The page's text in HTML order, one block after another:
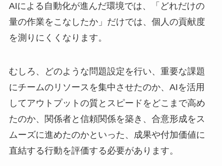
AIによる自動化が進んだ環境では、「どれだけの
量の作業をこなしたか」だけでは、個人の貢献度
を測りにくくなります。
むしろ、どのような問題設定を行い、重要な課題
にチームのリソースを集中させたのか、AIを活用
してアウトプットの質とスピードをどこまで高め
たのか、関係者と信頼関係を築き、合意形成をス
ムーズに進めたのかといった、成果や付加価値に
直結する行動を評価する必要があります。